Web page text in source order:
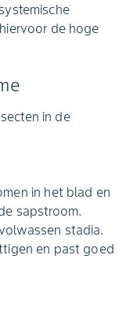
de hoge
in de
in het blad en
sapstroom.
stadia.
en past goed